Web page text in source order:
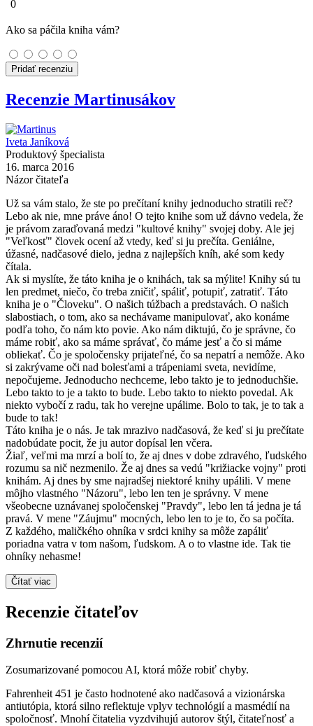
0
Ako sa páčila kniha vám?
Pridať recenziu
Recenzie Martinusákov
Iveta Janíková
Produktový špecialista
16. marca 2016
Názor čitateľa
Už sa vám stalo, že ste po prečítaní knihy jednoducho stratili reč?
Lebo ak nie, mne práve áno! O tejto knihe som už dávno vedela, že
je právom zaraďovaná medzi "kultové knihy" svojej doby. Ale jej
"Veľkosť" človek ocení až vtedy, keď si ju prečíta. Geniálne,
úžasné, nadčasové dielo, jedna z najlepších kníh, aké som kedy
čítala.
Ak si myslíte, že táto kniha je o knihách, tak sa mýlite! Knihy sú tu
len predmet, niečo, čo treba zničiť, spáliť, potupiť, zatratiť. Táto
kniha je o "Človeku". O našich túžbach a predstavách. O našich
slabostiach, o tom, ako sa nechávame manipulovať, ako konáme
podľa toho, čo nám kto povie. Ako nám diktujú, čo je správne, čo
máme robiť, ako sa máme správať, čo máme jesť a čo si máme
obliekať. Čo je spoločensky prijateľné, čo sa nepatrí a nemôže. Ako
si zakrývame oči nad bolesťami a trápeniami sveta, nevidíme,
nepočujeme. Jednoducho nechceme, lebo takto je to jednoduchšie.
Lebo takto to je a takto to bude. Lebo takto to niekto povedal. Ak
niekto vybočí z radu, tak ho verejne upálime. Bolo to tak, je to tak a
bude to tak!
Táto kniha je o nás. Je tak mrazivo nadčasová, že keď si ju prečítate
nadobúdate pocit, že ju autor dopísal len včera.
Žiaľ, veľmi ma mrzí a bolí to, že aj dnes v dobe zdravého, ľudského
rozumu sa nič nezmenilo. Že aj dnes sa vedú "križiacke vojny" proti
knihám. Aj dnes by sme najradšej niektoré knihy upálili. V mene
môjho vlastného "Názoru", lebo len ten je správny. V mene
všeobecne uznávanej spoločenskej "Pravdy", lebo len tá jedna je tá
pravá. V mene "Záujmu" mocných, lebo len to je to, čo sa počíta.
Z každého, maličkého ohníka v srdci knihy sa môže zapáliť
poriadna vatra v tom našom, ľudskom. A o to vlastne ide. Tak tie
ohníky nehasme!
Čítať viac
Recenzie čitateľov
Zhrnutie recenzií
Zosumarizované pomocou AI, ktorá môže robiť chyby.
Fahrenheit 451 je často hodnotené ako nadčasová a vizionárska
antiutópia, ktorá silno reflektuje vplyv technológií a masmédií na
spoločnosť. Mnohí čitatelia vyzdvihujú autorov štýl, čitateľnosť a